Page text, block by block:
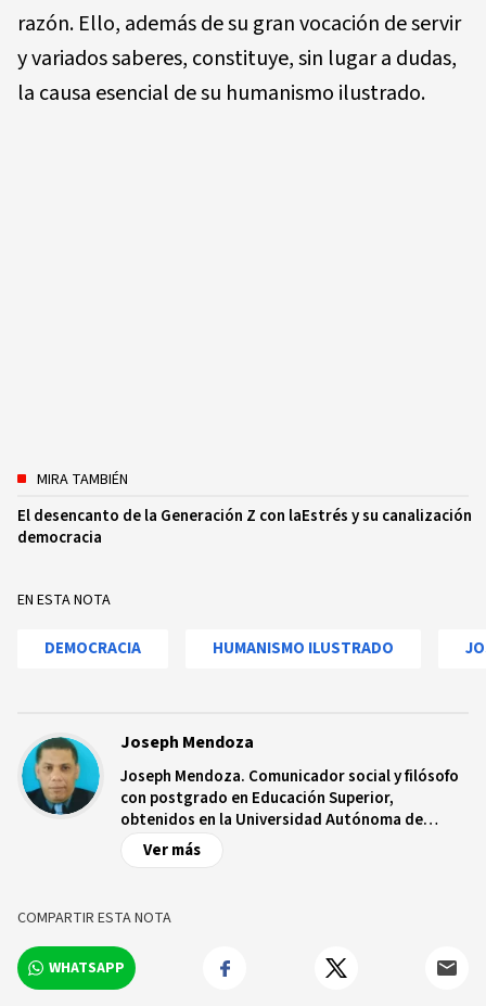
razón. Ello, además de su gran vocación de servir
y variados saberes, constituye, sin lugar a dudas,
la causa esencial de su humanismo ilustrado.
MIRA TAMBIÉN
El desencanto de la Generación Z con la
democracia
Estrés y su canalización
EN ESTA NOTA
DEMOCRACIA HUMANISMO ILUSTRADO
Joseph Mendoza
Joseph Mendoza. Comunicador social y filósofo
con postgrado en Educación Superior,
obtenidos en la Universidad Autónoma de
Santo Domingo (UASD). Magister en filosofía en
un Mundo Global en la Universidad del País
la Universidad Autónoma de Santo Domingo
(UASD). Tiene varios libros, artículos y ensayos
publicados y dictados conferencias en la
Academia de Ciencias de la República
Ver más
COMPARTIR ESTA NOTA
WHATSAPP